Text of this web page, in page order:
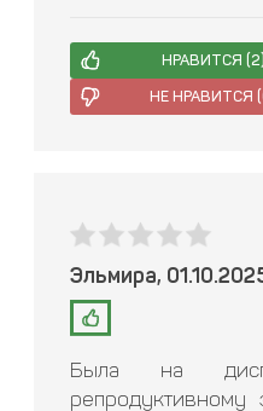
НРАВИТСЯ (2)
НЕ НРАВИТСЯ (
Эльмира,
Была на
репродуктивному